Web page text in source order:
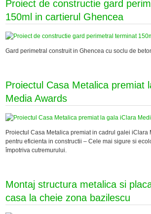
Proiect de constructie gard
150ml in cartierul Ghencea
Gard perimetral construit in Ghencea cu soclu de
Proiectul Casa Metalica premiat
Media Awards
Proiectul Casa Metalica premiat in cadrul galei iClara
pentru eficienta in constructii – Cele mai sigure si
împotriva cutremurului.
Montaj structura metalica si
casa la cheie zona bazilescu